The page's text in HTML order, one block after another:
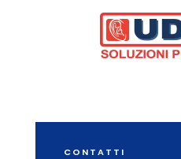
CONTATTI